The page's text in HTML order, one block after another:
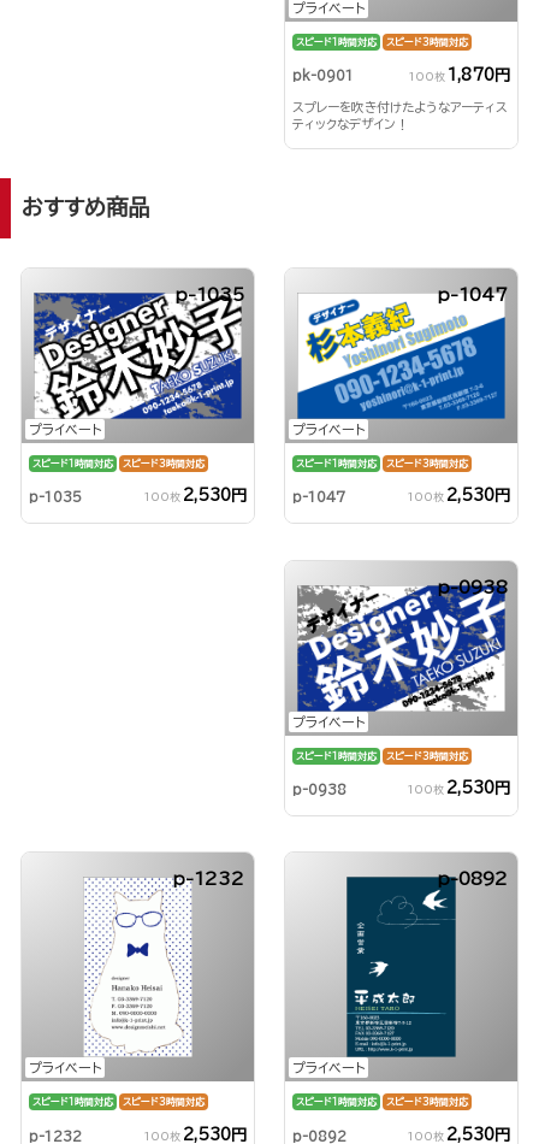
プライベート
スピード1時間対応 スピード3時間対応
pk-0901 100枚 1,870円
スプレーを吹き付けたようなアーティス
ティックなデザイン！
おすすめ商品
プライベート
p-1035
スピード1時間対応 スピード3時間対応
p-1035 100枚 2,530円
プライベート
p-1047
スピード1時間対応 スピード3時間対応
p-1047 100枚 2,530円
プライベート
p-0938
スピード1時間対応 スピード3時間対応
p-0938 100枚 2,530円
プライベート
p-1232
スピード1時間対応 スピード3時間対応
p-1232 100枚 2,530円
プライベート
p-0892
スピード1時間対応 スピード3時間対応
p-0892 100枚 2,530円